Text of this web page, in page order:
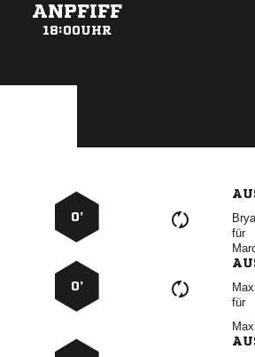
ANPFIFF
18:00UHR
0’
für
0’

für